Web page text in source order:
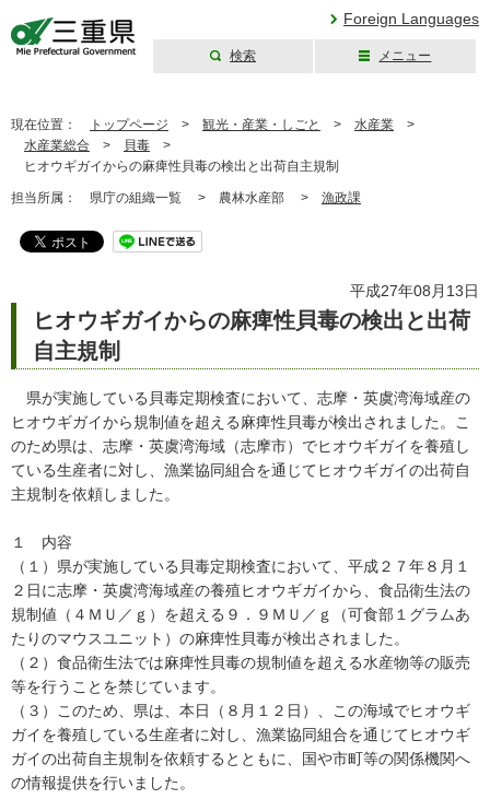
Foreign Languages
検索 メニュー
現在位置： トップページ > 観光・産業・しごと > 水産業 >
水産業総合 > 貝毒 >
ヒオウギガイからの麻痺性貝毒の検出と出荷自主規制
担当所属： 県庁の組織一覧 > 農林水産部 > 漁政課
平成27年08月13日
ヒオウギガイからの麻痺性貝毒の検出と出荷
自主規制
県が実施している貝毒定期検査において、志摩・英虞湾海域産の
ヒオウギガイから規制値を超える麻痺性貝毒が検出されました。こ
のため県は、志摩・英虞湾海域（志摩市）でヒオウギガイを養殖し
ている生産者に対し、漁業協同組合を通じてヒオウギガイの出荷自
主規制を依頼しました。
１ 内容
（１）県が実施している貝毒定期検査において、平成２７年８月１
２日に志摩・英虞湾海域産の養殖ヒオウギガイから、食品衛生法の
規制値（４ＭＵ／ｇ）を超える９．９ＭＵ／ｇ（可食部１グラムあ
たりのマウスユニット）の麻痺性貝毒が検出されました。
（２）食品衛生法では麻痺性貝毒の規制値を超える水産物等の販売
等を行うことを禁じています。
（３）このため、県は、本日（８月１２日）、この海域でヒオウギ
ガイを養殖している生産者に対し、漁業協同組合を通じてヒオウギ
ガイの出荷自主規制を依頼するとともに、国や市町等の関係機関へ
の情報提供を行いました。